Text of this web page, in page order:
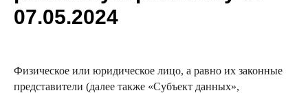
07.05.2024
Физическое или юридическое лицо, а равно их законные
представители (далее также «Субъект данных»,